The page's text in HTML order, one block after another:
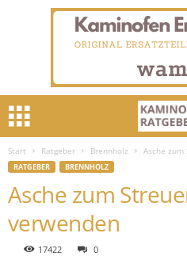
Start Ratgeber Brennholz Asche zum
RATGEBER BRENNHOLZ
Asche zum
verwenden
17422 0